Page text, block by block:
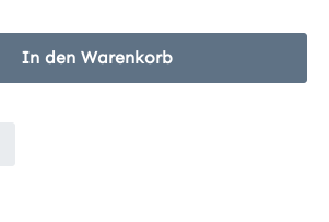
gewünschten Wert
In den Warenkorb